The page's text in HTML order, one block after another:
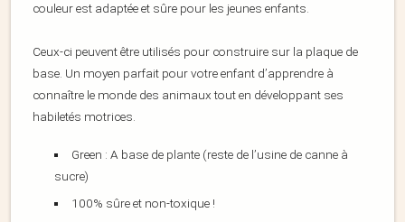
couleur est adaptée et sûre pour les jeunes enfants.
Ceux-ci peuvent être utilisés pour construire sur la plaque de
base. Un moyen parfait pour votre enfant d’apprendre à
connaître le monde des animaux tout en développant ses
habiletés motrices.
Green : A base de plante (reste de l’usine de canne à
sucre)
100% sûre et non-toxique !